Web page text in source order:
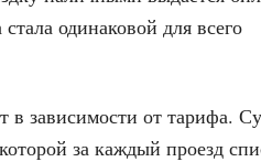
одинаковой для всего
зависимости от тарифа.
за каждый проезд